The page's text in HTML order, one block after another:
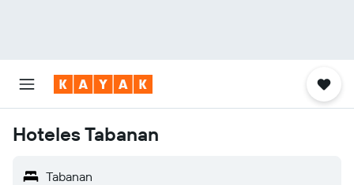
Hoteles Tabanan
Tabanan